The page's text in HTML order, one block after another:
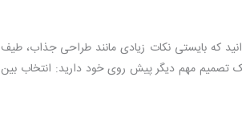
که بایستی نکات زیادی مانند طراحی جذاب، طیف
تصمیم مهم دیگر پیش روی خود دارید: انتخاب بین